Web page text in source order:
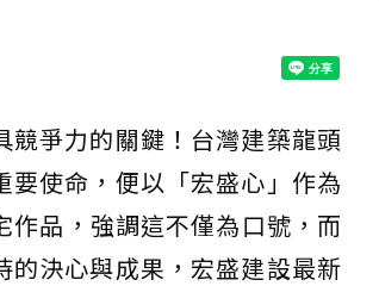
爭力的關鍵！台灣建築龍頭
使命，便以「宏盛心」作為
品，強調這不僅為口號，而
決心與成果，宏盛建設最新